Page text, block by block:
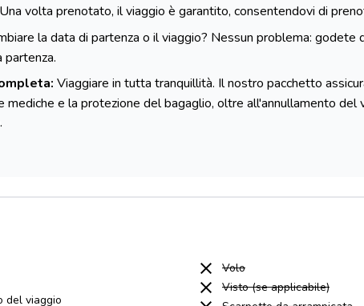
Una volta prenotato, il viaggio è garantito, consentendovi di
la data di partenza o il viaggio? Nessun problema:
Viaggiare in tutta tranquillità. Il nostro pacchetto
e la protezione del bagaglio, oltre all'annullamento del
del viaggio
Volo
Visto (se applicabile)